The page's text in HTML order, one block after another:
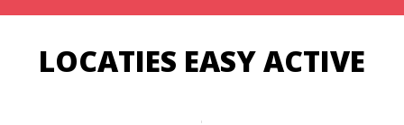
LOCATIES EASY ACTIVE